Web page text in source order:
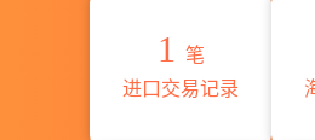
1
笔
进口交易记录